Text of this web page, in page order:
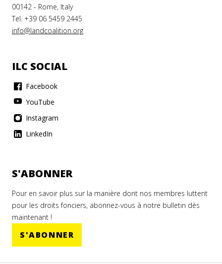
00142 - Rome, Italy
Tel. +39 06 5459 2445
info@landcoalition.org
ILC SOCIAL
Facebook
YouTube
Instagram
LinkedIn
S'ABONNER
Pour en savoir plus sur la manière dont nos membres luttent
pour les droits fonciers, abonnez-vous à notre bulletin dès
maintenant !
S'ABONNER